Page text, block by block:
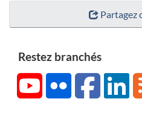
Partagez
Restez branchés
YouTubeFlickr